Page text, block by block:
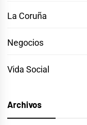
La Coruña
Negocios
Vida Social
Archivos